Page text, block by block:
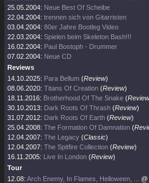
25.05.2004: Neue Best Of Scheibe
22.04.2004: trennen sich von Gitarristen
03.04.2004: 80er Jahre Bootleg Video
22.03.2004: Spielen beim Skeleton Bash!!!
16.02.2004: Paul Bostoph - Drummer
07.02.2004: Neue CD
Reviews
14.10.2025: Para Bellum (Review)
08.06.2020: Titans Of Creation (Review)
18.11.2016: Brotherhood Of The Snake (Review
30.10.2013: Dark Roots Of Thrash (Review)
31.07.2012: Dark Roots Of Earth (Review)
25.04.2008: The Formation Of Damnation (
12.04.2007: The Legacy (Classic)
12.04.2007: The Spitfire Collection (Review)
16.11.2005: Live In London (Review)
Tour
12.08: Arch Enemy, In Flames, Helloween, ...